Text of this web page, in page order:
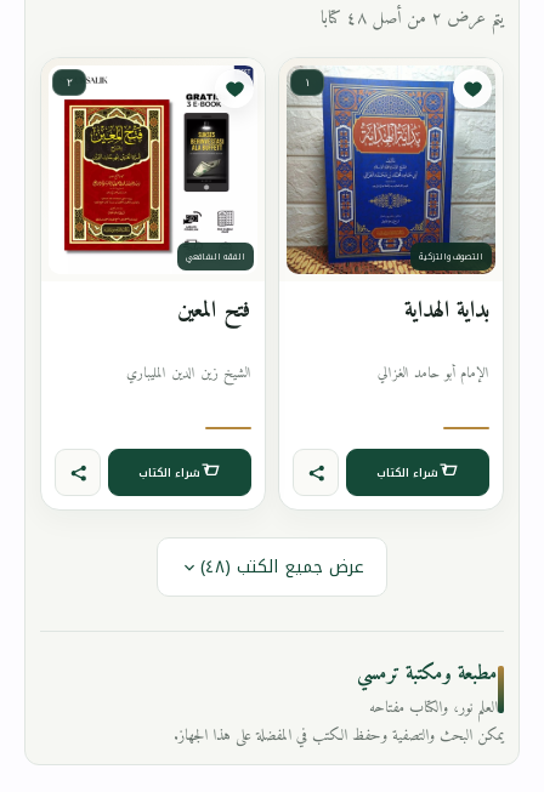
يتم عرض ٢ من أصل ٤٨ كتابا
١
التصوف والتزكية
بداية الهداية
الإمام أبو حامد الغزالي
شراء الكتاب
٢
الفقه الشافعي
فتح المعين
الشيخ زين الدين المليباري
شراء الكتاب
عرض جميع الكتب (٤٨)
مطبعة ومكتبة ترمسي
العلم نور، والكتاب مفتاحه
يمكن البحث والتصفية وحفظ الكتب في المفضلة على هذا الجهاز.